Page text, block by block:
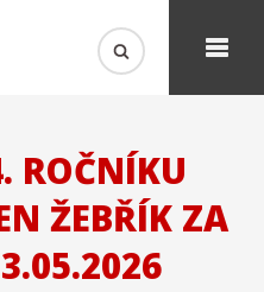
ROČNÍKU
ŽEBŘÍK ZA